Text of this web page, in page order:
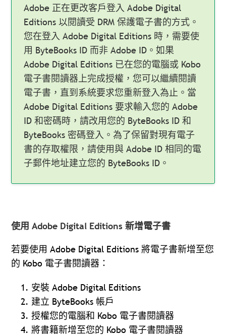
Adobe 正在更改客戶登入 Adobe Digital
Editions 以閱讀受 DRM 保護電子書的方式。
您在登入 Adobe Digital Editions 時，需要使
用 ByteBooks ID 而非 Adobe ID。如果
Adobe Digital Editions 已在您的電腦或 Kobo
電子書閱讀器上完成授權，您可以繼續閱讀
電子書，直到系統要求您重新登入為止。當
Adobe Digital Editions 要求輸入您的 Adobe
ID 和密碼時，請改用您的 ByteBooks ID 和
ByteBooks 密碼登入。為了保留對現有電子
書的存取權限，請使用與 Adobe ID 相同的電
子郵件地址建立您的 ByteBooks ID。
使用 Adobe Digital Editions 新增電子書
若要使用 Adobe Digital Editions 將電子書新增至您
的 Kobo 電子書閱讀器：
安裝 Adobe Digital Editions
建立 ByteBooks 帳戶
授權您的電腦和 Kobo 電子書閱讀器
將書籍新增至您的 Kobo 電子書閱讀器